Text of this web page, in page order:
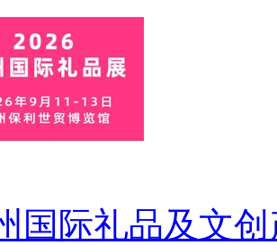
国际礼品及文